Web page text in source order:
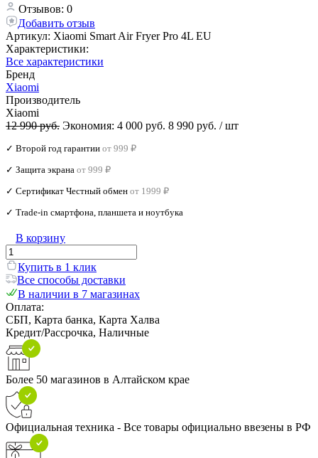
Отзывов: 0
Добавить отзыв
Артикул: Xiaomi Smart Air Fryer Pro 4L EU
Характеристики:
Все характеристики
Бренд
Xiaomi
Производитель
Xiaomi
12 990 руб. Экономия: 4 000 руб. 8 990 руб. / шт
✓ Второй год гарантии от 999 ₽
✓ Защита экрана от 999 ₽
✓ Сертификат Честный обмен от 1999 ₽
✓ Trade‑in смартфона, планшета и ноутбука
В корзину
Купить в 1 клик
Все способы доставки
В наличии в 7 магазинах
Оплата:
СБП, Карта банка, Карта Халва
Кредит/Рассрочка, Наличные
Более 50 магазинов в Алтайском крае
Официальная техника - Все товары официально ввезены в РФ